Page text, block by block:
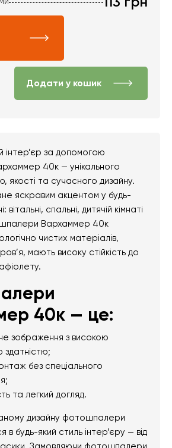
Додати у кошик
інтер’єр за допомогою
40к — унікального
якості та сучасного дизайну.
яскравим акцентом у будь-
вітальні, спальні, дитячій кімнаті
Вархаммер 40к
чистих матеріалів,
мають високу стійкість до
40к — це:
зображення з високою
здатністю;
без спеціального
та легкий догляд.
дизайну фотошпалери
в будь-який стиль інтер’єру — від